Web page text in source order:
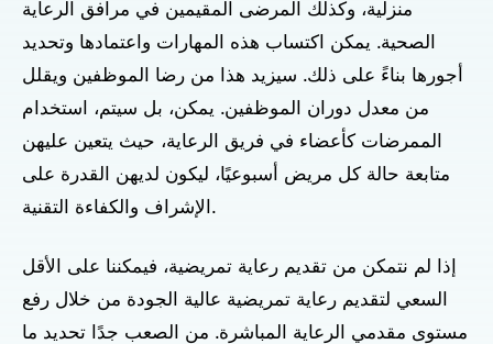
منزلية، وكذلك المرضى المقيمين في مرافق الرعاية
الصحية. يمكن اكتساب هذه المهارات واعتمادها وتحديد
أجورها بناءً على ذلك. سيزيد هذا من رضا الموظفين ويقلل
من معدل دوران الموظفين. يمكن، بل سيتم، استخدام
الممرضات كأعضاء في فريق الرعاية، حيث يتعين عليهن
متابعة حالة كل مريض أسبوعيًا، ليكون لديهن القدرة على
الإشراف والكفاءة التقنية.
إذا لم نتمكن من تقديم رعاية تمريضية، فيمكننا على الأقل
السعي لتقديم رعاية تمريضية عالية الجودة من خلال رفع
مستوى مقدمي الرعاية المباشرة. من الصعب جدًا تحديد ما